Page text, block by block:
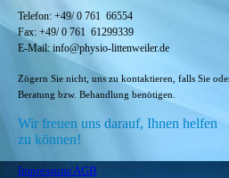
Telefon: +49/ 0 761 66554
Fax: +49/ 0 761 61299339
E-Mail: info@physio-littenweiler.de
Zögern Sie nicht, uns zu kontaktieren , falls Sie
Beratung bzw. Behandlung benötigen.
Wir freuen uns darauf, Ihnen helfen
zu können!
Impressum/AGB